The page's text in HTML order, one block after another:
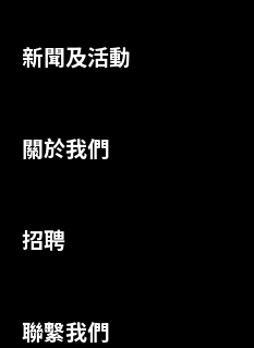
新聞及活動
關於我們
招聘
聯繫我們